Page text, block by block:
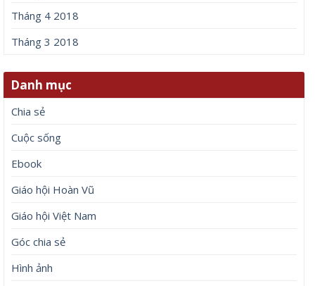
Tháng 4 2018
Tháng 3 2018
Danh mục
Chia sẻ
Cuộc sống
Ebook
Giáo hội Hoàn Vũ
Giáo hội Việt Nam
Góc chia sẻ
Hình ảnh